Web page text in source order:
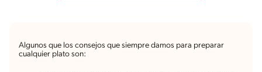
Algunos que los consejos que siempre damos para preparar
cualquier plato son: